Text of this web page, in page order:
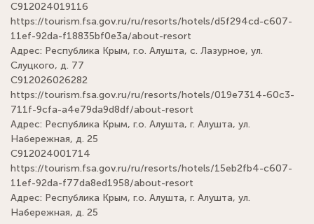
С912024019116
https://tourism.fsa.gov.ru/ru/resorts/hotels/d5f294cd-c607-
11ef-92da-f18835bf0e3a/about-resort
Адрес: Республика Крым, г.о. Алушта, с. Лазурное, ул.
Слуцкого, д. 77
С912026026282
https://tourism.fsa.gov.ru/ru/resorts/hotels/019e7314-60c3-
711f-9cfa-a4e79da9d8df/about-resort
Адрес: Республика Крым, г.о. Алушта, г. Алушта, ул.
Набережная, д. 25
С912024001714
https://tourism.fsa.gov.ru/ru/resorts/hotels/15eb2fb4-c607-
11ef-92da-f77da8ed1958/about-resort
Адрес: Республика Крым, г.о. Алушта, г. Алушта, ул.
Набережная, д. 25